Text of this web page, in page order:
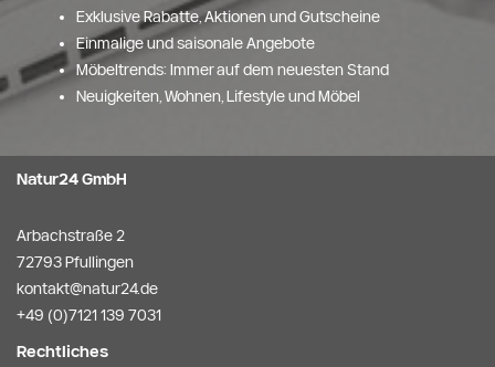
Exklusive Rabatte, Aktionen und Gutscheine
Einmalige und saisonale Angebote
Möbeltrends: Immer auf dem neuesten Stand
Neuigkeiten, Wohnen, Lifestyle und Möbel
Natur24 GmbH
Arbachstraße 2
72793 Pfullingen
kontakt@natur24.de
+49 (0)7121 139 7031
Rechtliches